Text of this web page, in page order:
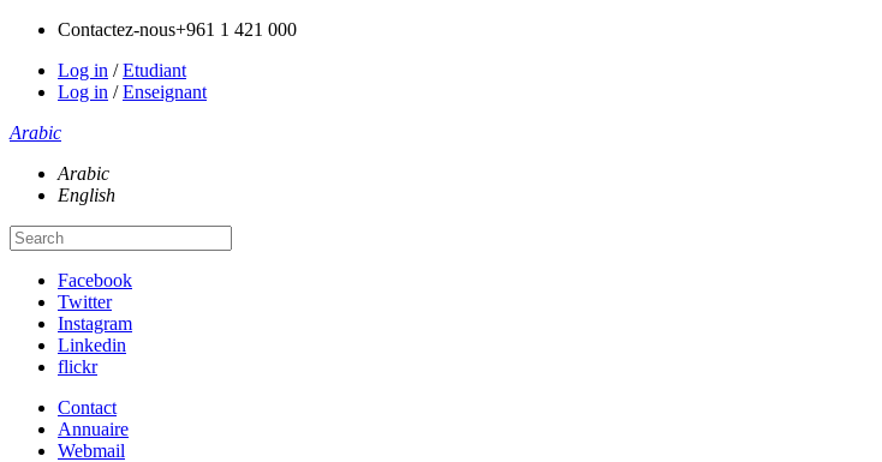
Contactez-nous+961 1 421 000
Log in /Etudiant
Log in /Enseignant
Arabic
Arabic
English
Facebook
Twitter
Instagram
Linkedin
flickr
Contact
Annuaire
Webmail